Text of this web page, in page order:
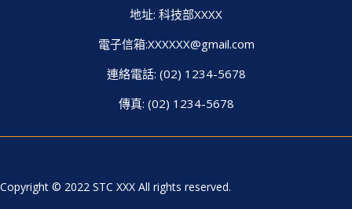
地址: 科技部XXXX
電子信箱:XXXXXX@gmail.com
連絡電話: (02) 1234-5678
傳真: (02) 1234-5678
Copyright © 2022 STC XXX All rights reserved.